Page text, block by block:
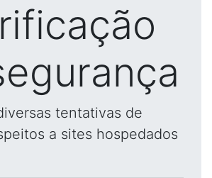
tentativas de
a sites hospedados